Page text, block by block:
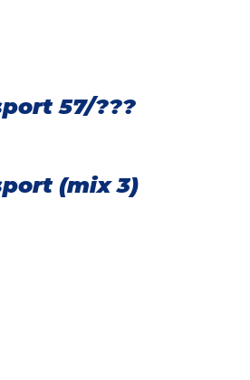
57/???
(mix 3)